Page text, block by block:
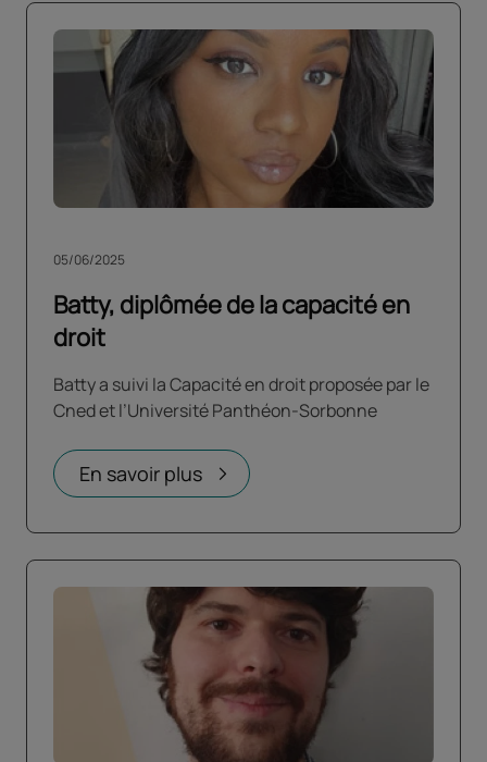
Batty, diplômée de la capacité en
droit
05/06/2025
Batty a suivi la Capacité en droit proposée par le
Cned et l’Université Panthéon-Sorbonne
En savoir plus